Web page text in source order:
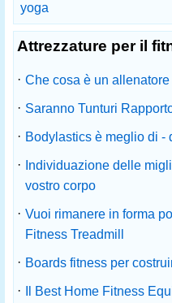
yoga
Attrezzature per il
· Che cosa è un
· Saranno Tunturi
· Bodylastics è meglio di -
·
Individuazione delle
vostro corpo
· Vuoi rimanere in forma
Fitness Treadmill
· Boards fitness per
·
Il Best Home Fitness